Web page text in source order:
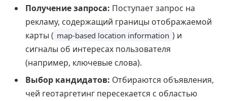
Получение запроса: Поступает запрос на
рекламу, содержащий границы отображаемой
карты ( map-based location information ) и
сигналы об интересах пользователя
(например, ключевые слова).
Выбор кандидатов: Отбираются объявления,
чей геотаргетинг пересекается с областью